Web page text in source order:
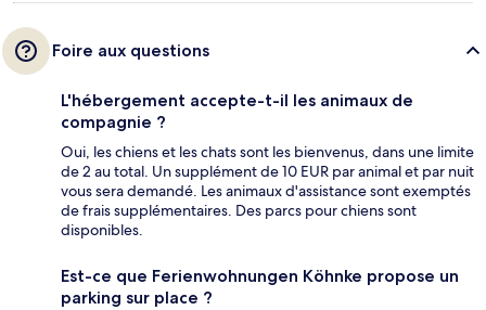
Foire aux questions
L'hébergement accepte-t-il les animaux de
compagnie ?
Oui, les chiens et les chats sont les bienvenus, dans une limite
de 2 au total. Un supplément de 10 EUR par animal et par nuit
vous sera demandé. Les animaux d'assistance sont exemptés
de frais supplémentaires. Des parcs pour chiens sont
disponibles.
Est-ce que Ferienwohnungen Köhnke propose un
parking sur place ?